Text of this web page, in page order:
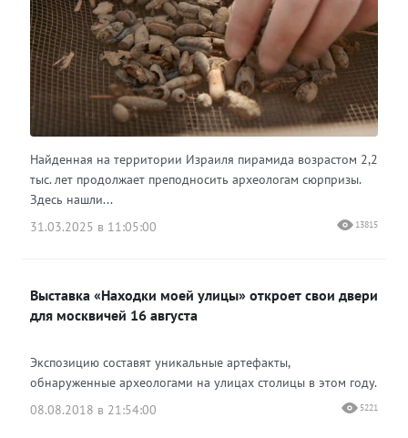
Найденная на территории Израиля пирамида возрастом 2,2
тыс. лет продолжает преподносить археологам сюрпризы.
Здесь нашли...
31.03.2025 в 11:05:00
13815
Выставка «Находки моей улицы» откроет свои двери
для москвичей 16 августа
Экспозицию составят уникальные артефакты,
обнаруженные археологами на улицах столицы в этом году.
08.08.2018 в 21:54:00
5221